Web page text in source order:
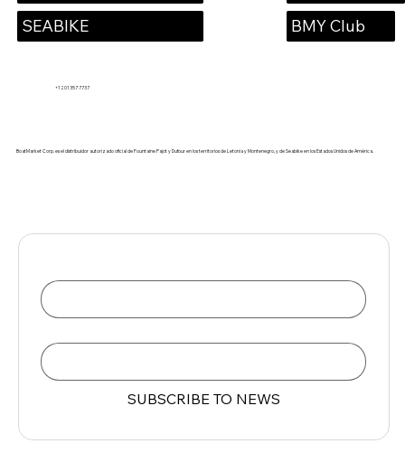
BoatMarket Corp. es el distribuidor autorizado oficial de Fountaine Pajot y Dufour en los territorios de Letonia y Montenegro, y de Seabike en los Estados Unidos de América.
+1 201 357 7737
SEABIKE
BMY Club
SUBSCRIBE TO NEWS